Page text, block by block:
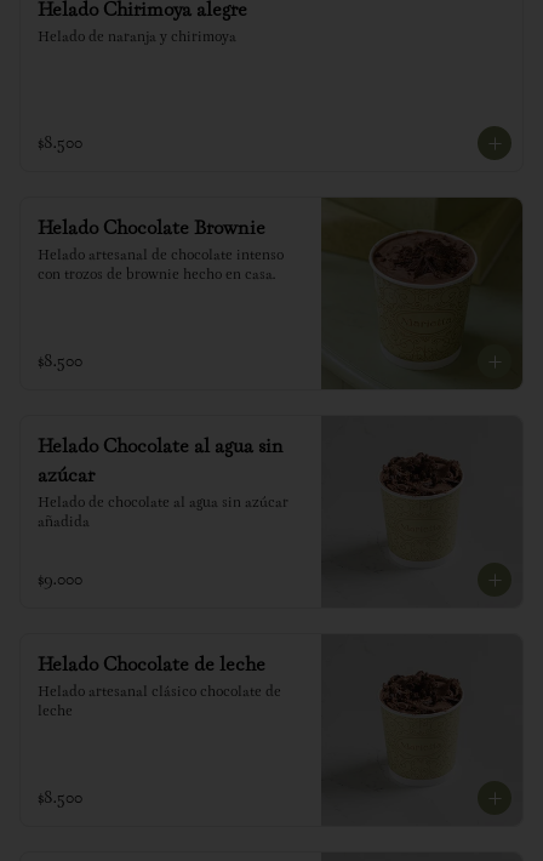
Helado Chirimoya alegre
Helado de naranja y chirimoya
$8.500
Helado Chocolate Brownie
Helado artesanal de chocolate intenso
con trozos de brownie hecho en casa.
$8.500
Helado Chocolate al agua sin
azúcar
Helado de chocolate al agua sin azúcar
añadida
$9.000
Helado Chocolate de leche
Helado artesanal clásico chocolate de
leche
$8.500